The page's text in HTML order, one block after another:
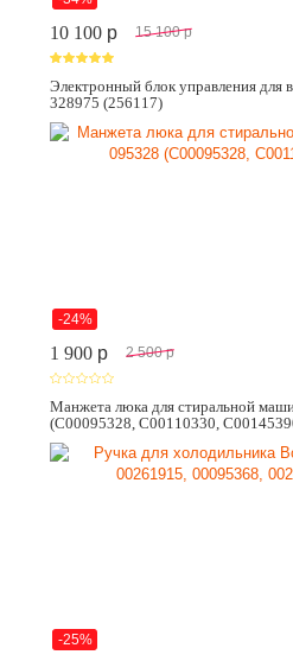
10 100 p 15 100 p
Электронный блок управления для
328975 (256117)
-24%
1 900 p 2 500 p
Манжета люка для стиральной
(C00095328, C00110330,
-25%